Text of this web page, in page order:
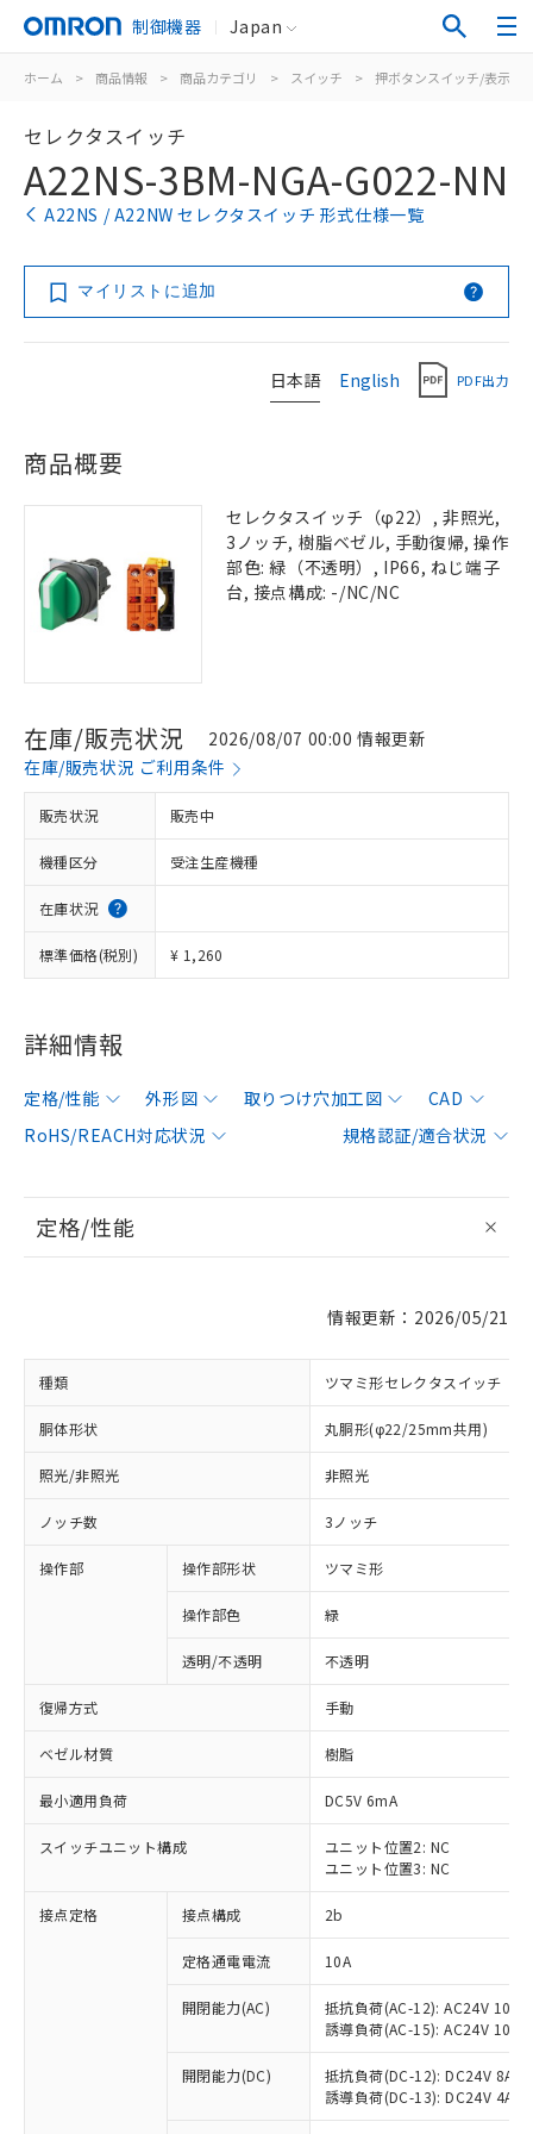
制御機器 Japan
ホーム > 商品情報 > 商品カテゴリ > スイッチ > 押ボタンスイッチ/表示灯
セレクタスイッチ
A22NS-3BM-NGA-G022-NN
A22NS / A22NW セレクタスイッチ 形式仕様一覧
マイリストに追加
日本語 English PDF出力
商品概要
セレクタスイッチ（φ22）, 非照光,
3ノッチ, 樹脂ベゼル, 手動復帰, 操作
部色: 緑（不透明）, IP66, ねじ端子
台, 接点構成: -/NC/NC
在庫/販売状況
2026/08/07 00:00 情報更新
在庫/販売状況 ご利用条件
販売状況 販売中
機種区分 受注生産機種
在庫状況
標準価格(税別) ¥ 1,260
詳細情報
定格/性能 外形図 取りつけ穴加工図
CAD
RoHS/REACH対応状況
規格認証/適合状況
定格/性能
情報更新：2026/05/21
種類 ツマミ形セレクタスイッチ
胴体形状 丸胴形(φ22/25mm共用)
照光/非照光 非照光
ノッチ数 3ノッチ
操作部 操作部形状 ツマミ形
操作部色 緑
透明/不透明 不透明
復帰方式 手動
ベゼル材質 樹脂
最小適用負荷 DC5V 6mA
スイッチユニット構成
ユニット位置2: NC
ユニット位置3: NC
接点定格 接点構成 2b
定格通電電流 10A
開閉能力(AC)
抵抗負荷(AC-12): AC24V 10A/
誘導負荷(AC-15): AC24V
開閉能力(DC)
抵抗負荷(DC-12): DC24V 8A/
誘導負荷(DC-13): DC24V 4A/
※1 対応状況
対応済み：EU RoHS指令（10物質）の
非含有に対応した製品が提供可能な商品で
対応予定：EU RoHS指令（10物質）の非含
有に対応した製品に切り替える予定のある